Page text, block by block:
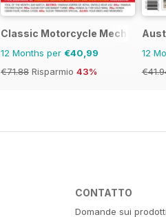
Classic Motorcycle Mechanics
12 Months per €40,99
€71.88 Risparmio 43%
12
CONTATTO
Domande sui prodotti